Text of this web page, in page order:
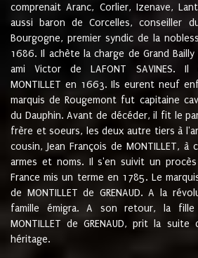
comprenait Aranc, Corlier, Izenave,
aussi baron de Corcelles, conseiller
Bourgogne, premier syndic de la
1686. Il achète la charge de Grand
ami Victor de LAFONT SAVINES. Il
MONTILLET en 1663. Ils eurent neuf
marquis de Rougemont fut capitaine
du Dauphin. Avant de décéder, il fit le
frère et soeurs, les deux autre tiers à
cousin, Jean François de MONTILLET, à
armes et noms. Il s'en suivit un
France mis un terme en 1785. Le
de MONTILLET de GRENAUD. A la
famille émigra. A son retour, la
MONTILLET de GRENAUD, prit la
héritage.